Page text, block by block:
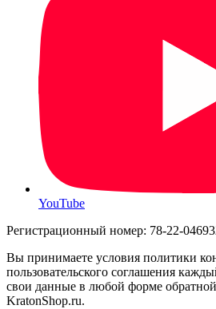
YouTube
Регистрационный номер: 78-22-
Вы принимаете условия политики
пользовательского соглашения
свои данные в любой форме обратной
KratonShop.ru.